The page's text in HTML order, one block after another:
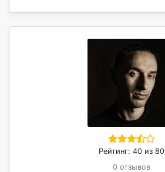
Рейтинг: 40 из 80
0 отзывов